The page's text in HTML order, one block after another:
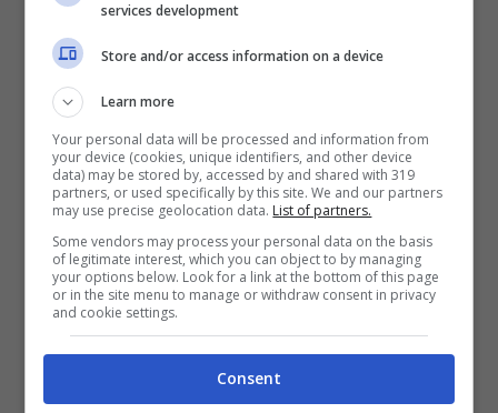
L’addio dopo 25 anni insieme fece scalpore
e, seppur non meravigliati dalla curiosità,
hanno deciso di concludere questo capitolo
delle loro vite nella massima discrezione,
riuscendoci.
Il primo a parlare a distanza di tempo è stato
proprio l’attore romano che, ospite di Silvia
Toffanin aVerissimo,
come quella decisione sia arrivata in modo
sofferto e tra i due ci sarà sempre un legame
services development
Store and/or access information on a device
Learn more
Your personal data will be processed and information from
your device (cookies, unique identifiers, and other device
data) may be stored by, accessed by and shared with 319
partners, or used specifically by this site. We and our partners
may use precise geolocation data. List of partners.
Some vendors may process your personal data on the basis
of legitimate interest, which you can object to by managing
your options below. Look for a link at the bottom of this page
or in the site menu to manage or withdraw consent in privacy
and cookie settings.
Consent